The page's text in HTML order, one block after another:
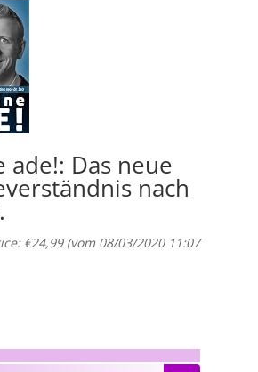
ade!: Das neue
nach
€24,99(vom 08/03/2020 11:07